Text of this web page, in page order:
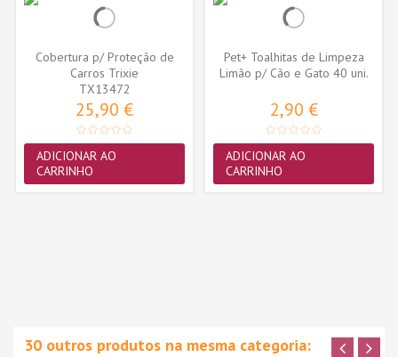
Cobertura p/ Proteção de
Carros Trixie
(145cmx160cm)...
TX13472
25,90 €
ADICIONAR AO
CARRINHO
Pet+ Toalhitas de Limpeza
Limão p/ Cão e Gato 40 uni.
2,90 €
ADICIONAR AO
CARRINHO
30 outros produtos na mesma categoria: